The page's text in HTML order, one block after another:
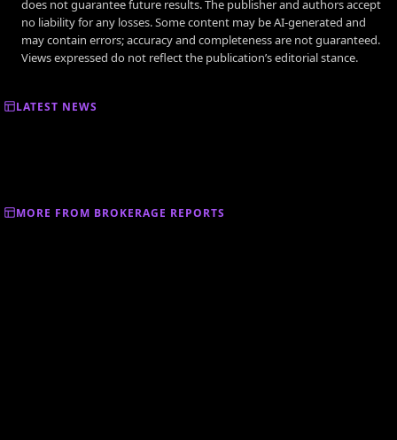
does not guarantee future results. The publisher and authors accept
no liability for any losses. Some content may be AI-generated and
may contain errors; accuracy and completeness are not guaranteed.
Views expressed do not reflect the publication’s editorial stance.
LATEST NEWS
MORE FROM BROKERAGE REPORTS